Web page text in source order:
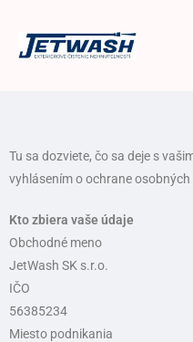
Tu sa dozviete, čo sa deje s
vyhlásením o ochrane osobných
Kto zbiera vaše údaje
Obchodné meno
JetWash SK s.r.o.
IČO
56385234
Miesto podnikania